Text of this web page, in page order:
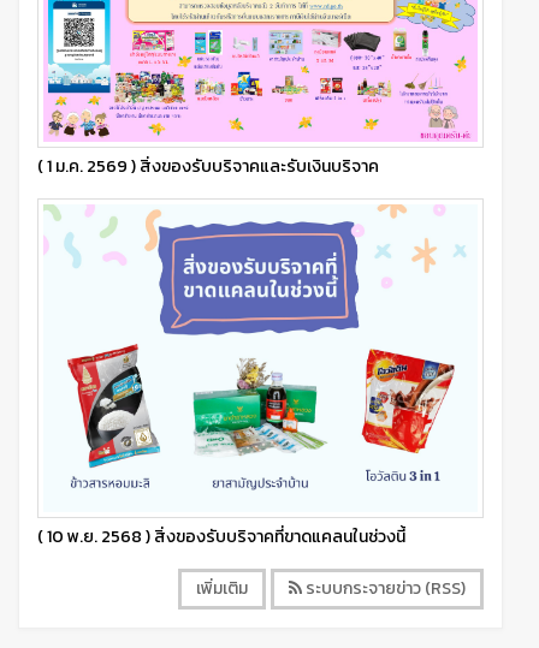
( 1 ม.ค. 2569 ) สิ่งของรับบริจาคและรับเงินบริจาค
( 10 พ.ย. 2568 ) สิ่งของรับบริจาคที่ขาดแคลนในช่วงนี้
เพิ่มเติม ระบบกระจายข่าว (RSS)